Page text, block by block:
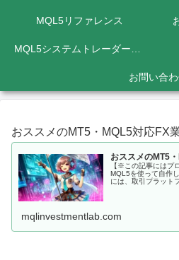
MQL5リファレンス
MQL5システムトレーダーの為のPython講座
お問い合
おススメのMT5・MQL5対応FX
おススメのMT5
【※この記事にはプ
MQL5を使って自作
には、取引プラット
mqlinvestmentlab.com